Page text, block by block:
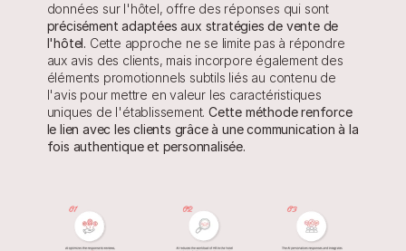
données sur l'hôtel,﻿ offre des réponses qui sont
précisément adaptées aux stratégies de vente de
l'hôtel. Cette approche ne se limite pas à répondre
aux avis des clients, mais incorpore également des
éléments promotionnels subtils liés au contenu de
l'avis pour mettre en valeur les caractéristiques
uniques de l'établissement. Cette méthode renforce
le lien avec les clients grâce à une communication à la
fois authentique et personnalisée.